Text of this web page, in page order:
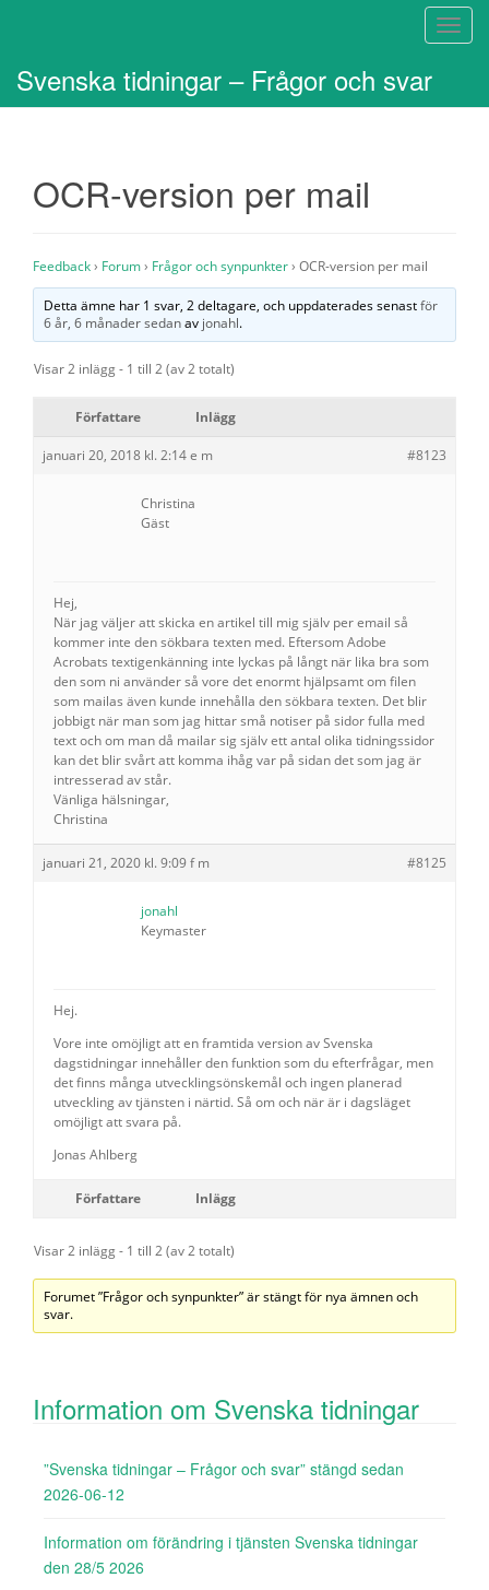
S
p
Svenska tidningar – Frågor och svar
OCR-version per mail
Feedback› Forum› Frågor och synpunkter› OCR-version per mail
Detta ämne har 1 svar, 2 deltagare, och uppdaterades senastför
6 år, 6 månader sedanav jonahl.
Visar 2 inlägg - 1 till 2 (av 2 totalt)
Författare Inlägg
januari 20, 2018 kl. 2:14 e m #8123
Christina
Gäst
Hej,
När jag väljer att skicka en artikel till mig själv per email så
kommer inte den sökbara texten med. Eftersom Adobe
Acrobats textigenkänning inte lyckas på långt när lika bra som
den som ni använder så vore det enormt hjälpsamt om filen
som mailas även kunde innehålla den sökbara texten. Det blir
jobbigt när man som jag hittar små notiser på sidor fulla med
text och om man då mailar sig själv ett antal olika tidningssidor
kan det blir svårt att komma ihåg var på sidan det som jag är
intresserad av står.
Vänliga hälsningar,
Christina
januari 21, 2020 kl. 9:09 f m #8125
jonahl
Keymaster
Hej.
Vore inte omöjligt att en framtida version av Svenska
dagstidningar innehåller den funktion som du efterfrågar, men
det finns många utvecklingsönskemål och ingen planerad
utveckling av tjänsten i närtid. Så om och när är i dagsläget
omöjligt att svara på.
Jonas Ahlberg
Författare Inlägg
Visar 2 inlägg - 1 till 2 (av 2 totalt)
Forumet ”Frågor och synpunkter” är stängt för nya ämnen och
svar.
Information om Svenska tidningar
”Svenska tidningar – Frågor och svar” stängd sedan
2026-06-12
Information om förändring i tjänsten Svenska tidningar
den 28/5 2026